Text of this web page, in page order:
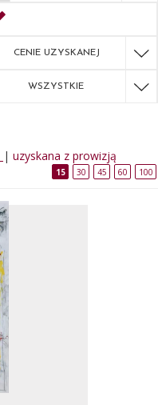
CENIE UZYSKANEJ
WSZYSTKIE
| uzyskana z prowizją
15 30 45 60 100